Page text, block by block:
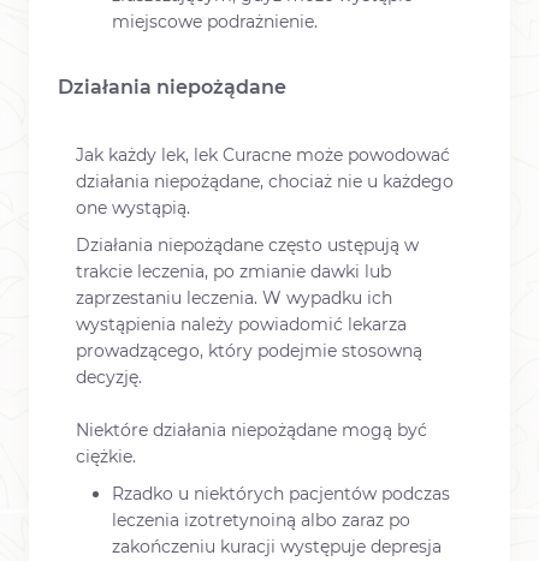
miejscowe podrażnienie.
Działania niepożądane
Jak każdy lek, lek Curacne może powodować
działania niepożądane, chociaż nie u każdego
one wystąpią.
Działania niepożądane często ustępują w
trakcie leczenia, po zmianie dawki lub
zaprzestaniu leczenia. W wypadku ich
wystąpienia należy powiadomić lekarza
prowadzącego, który podejmie stosowną
decyzję.
Niektóre działania niepożądane mogą być
ciężkie.
Rzadko u niektórych pacjentów podczas
leczenia izotretynoiną albo zaraz po
zakończeniu kuracji występuje depresja